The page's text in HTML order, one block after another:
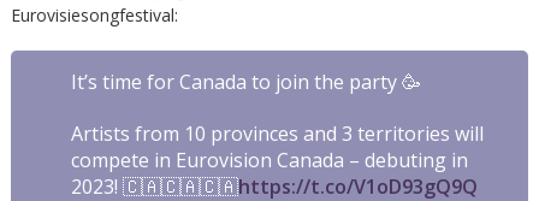
Eurovisiesongfestival:
It’s time for Canada to join the party 🥳
Artists from 10 provinces and 3 territories will
compete in Eurovision Canada – debuting in
2023! 🇨🇦🇨🇦🇨🇦https://t.co/V1oD93gQ9Q